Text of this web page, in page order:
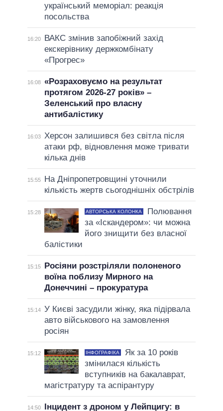
український меморіал: реакція
посольства
16:20
ВАКС змінив запобіжний захід
екскерівнику держкомбінату
«Прогрес»
16:08 «Розраховуємо на результат
протягом 2026-27 років» –
Зеленський про власну
антибалістику
16:03 Херсон залишився без світла після
атаки рф, відновлення може тривати
кілька днів
15:55
На Дніпропетровщині уточнили
кількість жертв сьогоднішніх обстрілів
15:28 АВТОРСЬКА КОЛОНКА
Полювання
за «Іскандером»: чи можна
його знищити без власної
балістики
15:15
Росіяни розстріляли полоненого
воїна поблизу Мирного на
Донеччині – прокуратура
15:14 У Києві засудили жінку, яка підірвала
авто військового на замовлення
росіян
15:12 ІНФОГРАФІКА
Як за 10 років
змінилася кількість
вступників на бакалаврат,
магістратуру та аспірантуру
14:50
Інцидент з дроном у Лейпцигу: в